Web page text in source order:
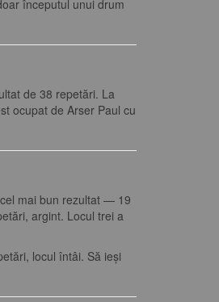
începutul unui drum
de 38 repetări. La
ocupat de Arser Paul cu
mai bun rezultat — 19
argint. Locul trei a
locul întâi. Să ieși